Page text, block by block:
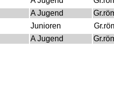
A Jugend
Junioren
A Jugend